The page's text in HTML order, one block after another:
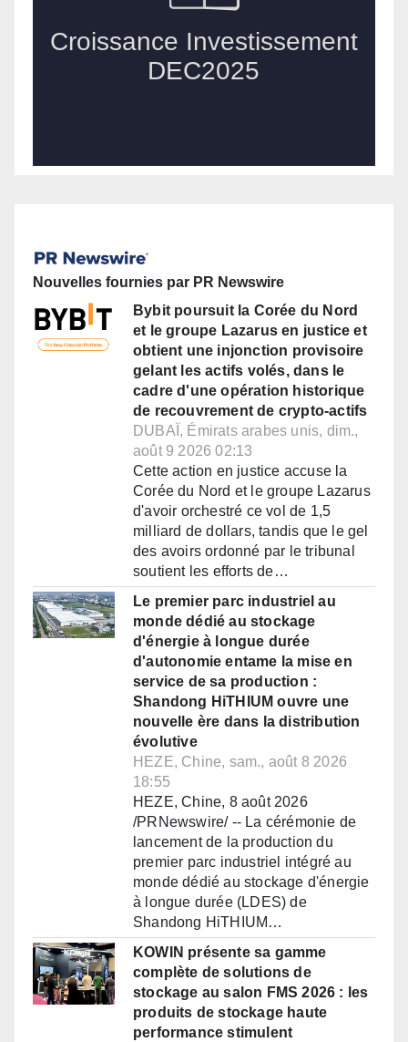
Nouvelles fournies par PR Newswire
Bybit poursuit la Corée du Nord
et le groupe Lazarus en justice et
obtient une injonction provisoire
gelant les actifs volés, dans le
cadre d'une opération historique
de recouvrement de crypto-actifs
DUBAÏ, Émirats arabes unis, dim.,
août 9 2026 02:13
Cette action en justice accuse la
Corée du Nord et le groupe Lazarus
d'avoir orchestré ce vol de 1,5
milliard de dollars, tandis que le gel
des avoirs ordonné par le tribunal
soutient les efforts de…
Le premier parc industriel au
monde dédié au stockage
d'énergie à longue durée
d'autonomie entame la mise en
service de sa production :
Shandong HiTHIUM ouvre une
nouvelle ère dans la distribution
évolutive
HEZE, Chine, sam., août 8 2026
18:55
HEZE, Chine, 8 août 2026
/PRNewswire/ -- La cérémonie de
lancement de la production du
premier parc industriel intégré au
monde dédié au stockage d'énergie
à longue durée (LDES) de
Shandong HiTHIUM…
KOWIN présente sa gamme
complète de solutions de
stockage au salon FMS 2026 : les
produits de stockage haute
performance stimulent